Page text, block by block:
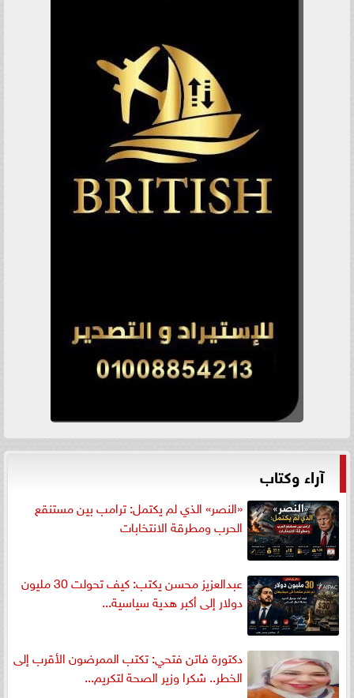
آراء وكتاب
«النصر» الذي لم يكتمل: ترامب بين مستنقع
الحرب ومطرقة الانتخابات
عبدالعزيز محسن يكتب: كيف تحولت 30 مليون
دولار إلى أكبر هدية سياسية...
دكتورة فاتن فتحي: تكتب الممرضون الأقرب إلى
الخطر.. شكرا وزير الصحة لتكريم...